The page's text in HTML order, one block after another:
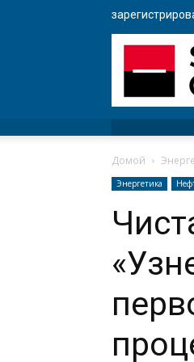
Домой
Энергетика